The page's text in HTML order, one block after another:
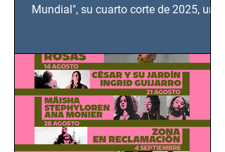
Mundial", su cuarto corte de 2025, un
bélicos.